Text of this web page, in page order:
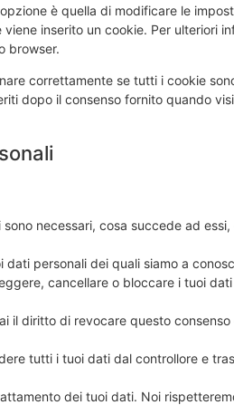
è quella di modificare le
inserito un cookie. Per ulteriori
browser.
correttamente se tutti i cookie
dopo il consenso fornito quando
necessari, cosa succede ad
personali dei quali siamo a
cancellare o bloccare i tuoi
il diritto di revocare questo
tutti i tuoi dati dal controllore e
dei tuoi dati. Noi